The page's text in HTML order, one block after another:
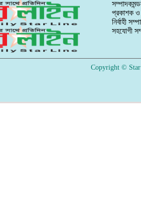
প্রকাশক ও
নির্বাহী
সহযোগী
Copyright ©